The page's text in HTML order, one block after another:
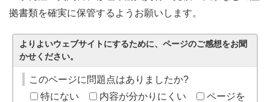
拠書類を確実に保管するようお願いします。
よりよいウェブサイトにするために、ページのご感想をお聞
かせください。
このページに問題点はありましたか?
特にない
内容が分かりにくい
ページを